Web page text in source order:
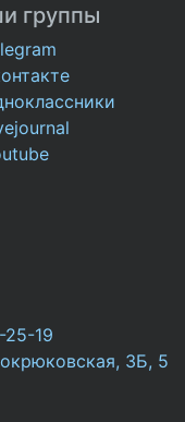
группы
19
3Б, 5